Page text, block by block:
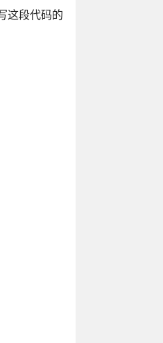
这段代码的